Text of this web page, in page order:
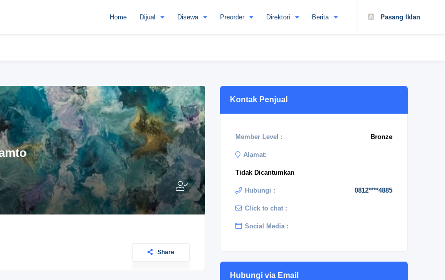
Pasang Iklan
Home Dijual Disewa Preorder Direktori Berita
Share
Kontak Penjual
Member Level : Bronze
Alamat:
Tidak Dicantumkan
Hubungi : 0812****4885
Click to chat :
Social Media :
Hubungi via Email